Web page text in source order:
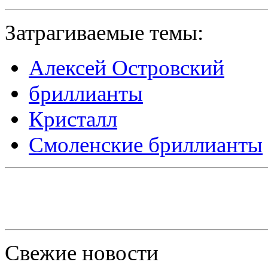
Затрагиваемые темы:
Алексей Островский
бриллианты
Кристалл
Смоленские бриллианты
Свежие новости